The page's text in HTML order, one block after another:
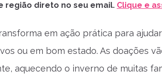
região direto no seu email. Clique e
em ação prática para
ou em bom estado. As doações
aquecendo o inverno de muitas